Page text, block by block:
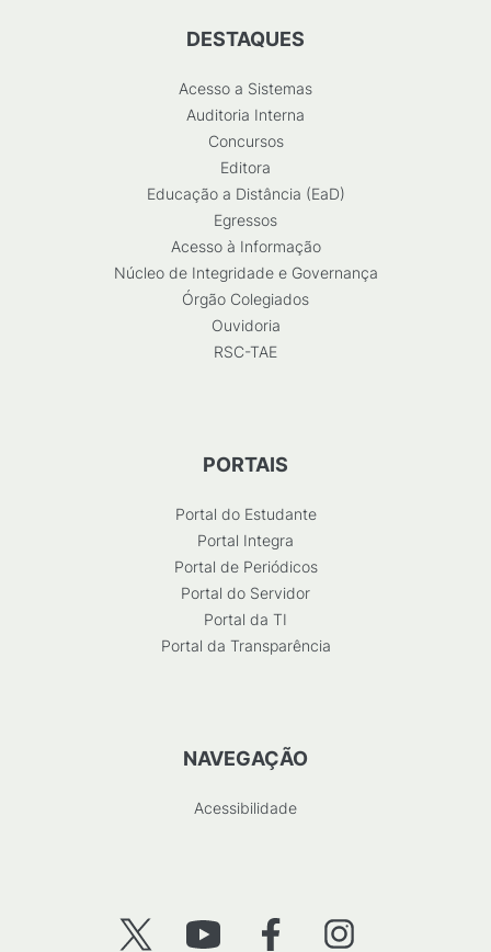
DESTAQUES
Acesso a Sistemas
Auditoria Interna
Concursos
Editora
Educação a Distância (EaD)
Egressos
Acesso à Informação
Núcleo de Integridade e Governança
Órgão Colegiados
Ouvidoria
RSC-TAE
PORTAIS
Portal do Estudante
Portal Integra
Portal de Periódicos
Portal do Servidor
Portal da TI
Portal da Transparência
NAVEGAÇÃO
Acessibilidade